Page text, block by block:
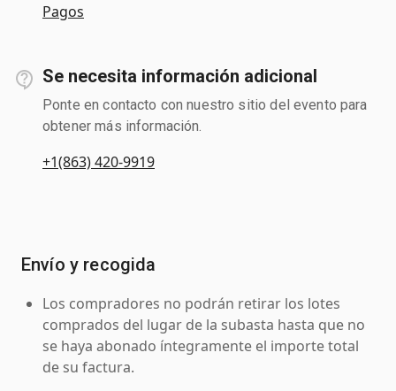
Pagos
Se necesita información adicional
Ponte en contacto con nuestro sitio del evento para
obtener más información.
+1(863) 420-9919
Envío y recogida
Los compradores no podrán retirar los lotes
comprados del lugar de la subasta hasta que no
se haya abonado íntegramente el importe total
de su factura.